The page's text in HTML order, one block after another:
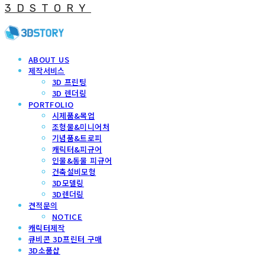
3DSTORY
ABOUT US
제작서비스
3D 프린팅
3D 렌더링
PORTFOLIO
시제품&목업
조형물&미니어처
기념품&트로피
캐릭터&피규어
인물&동물 피규어
건축설비모형
3D모델링
3D렌더링
견적문의
NOTICE
캐릭터제작
큐비콘 3D프린터 구매
3D소품샵